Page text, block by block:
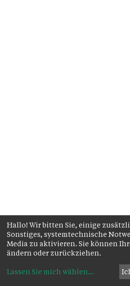
Hallo! Wir bitten Sie, einige
Sonstiges, systemtechnische
Media zu aktivieren. Sie können
ändern oder zurückziehen.
Lassen Sie mich wählen...